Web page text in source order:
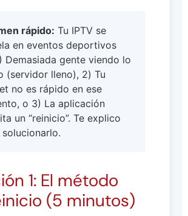
rápido: Tu IPTV se
en eventos deportivos
Demasiada gente viendo lo
(servidor lleno), 2) Tu
no es rápido en ese
o 3) La aplicación
un “reinicio”. Te explico
1: El método
(5 minutos)